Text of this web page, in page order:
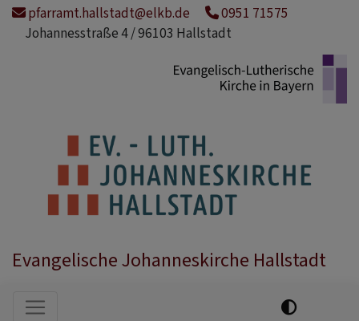
Direktpfarramt.hallstadt@elkb.de
0951 71575
Johannesstraße 4 / 96103 Hallstadt
Evangelische Johanneskirche Hallstadt
Hauptnavigation